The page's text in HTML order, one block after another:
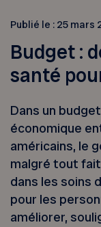
Publié le : 25 mars
Budget :
santé
Dans un
économique
américains, le
malgré tout
dans les soins
pour les
améliorer,